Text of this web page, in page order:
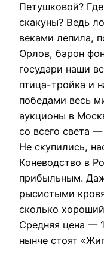
Петушковой?
скакуны? Ведь
веками лепила,
Орлов, барон
государи наши
птица-тройка и
победами весь
аукционы в
со всего света
Не скупились,
Коневодство в
прибыльным.
рысистыми
сколько
Средняя цена —
нынче стоят